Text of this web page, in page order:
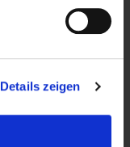
Details zeigen